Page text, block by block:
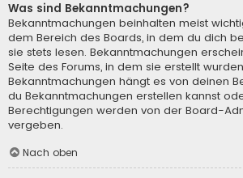
Was sind Bekanntmachungen?
Bekanntmachungen beinhalten meist
dem Bereich des Boards, in dem du dich
sie stets lesen. Bekanntmachungen
Seite des Forums, in dem sie erstellt
Bekanntmachungen hängt es von deinen
du Bekanntmachungen erstellen kannst
Berechtigungen werden von der Board-
vergeben.
Nach oben